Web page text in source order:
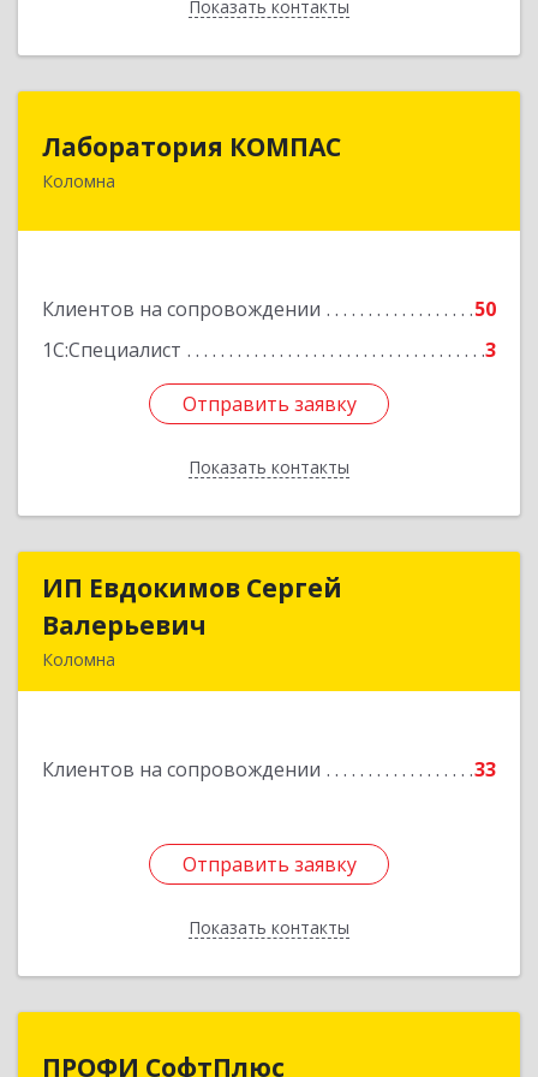
Показать контакты
Назад
Лаборатория КОМПАС
Коломна
Клиентов на сопровождении
50
1С:Специалист
3
Отправить заявку
Показать контакты
140415, Московская обл, Коломна г, Л.Толстого
Отправить заявку
Назад
ИП Евдокимов Сергей
Валерьевич
Коломна
Клиентов на сопровождении 33
Отправить заявку
Показать контакты
ИП Евдокимов Сергей
Подробнее
Отправить заявку
Назад
ПРОФИ СофтПлюс